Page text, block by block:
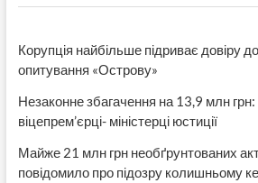
Корупція найбільше підриває довіру
опитування «Острову»
Незаконне збагачення на 13,9 млн грн:
віцепрем’єрці- міністерці юстиції
Майже 21 млн грн необґрунтованих
повідомило про підозру колишньому